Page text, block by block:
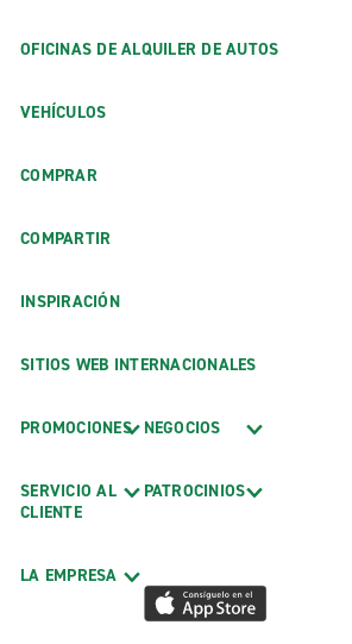
OFICINAS DE ALQUILER DE AUTOS
VEHÍCULOS
COMPRAR
COMPARTIR
INSPIRACIÓN
SITIOS WEB INTERNACIONALES
PROMOCIONES
SERVICIO AL
CLIENTE
LA EMPRESA
NEGOCIOS
PATROCINIOS